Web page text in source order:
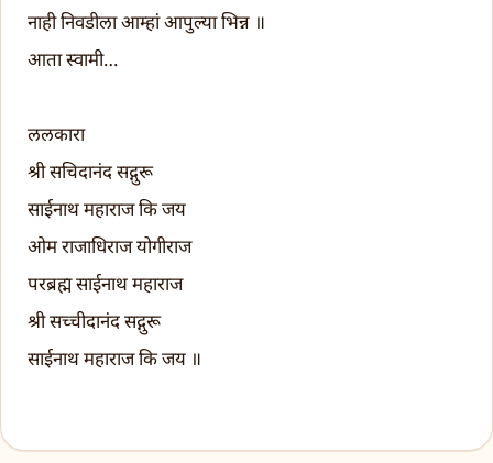
नाही निवडीला आम्हां आपुल्या भिन्न ॥
आता स्वामी…
ललकारा
श्री सचिदानंद सद्गुरू
साईनाथ महाराज कि जय
ओम राजाधिराज योगीराज
परब्रह्म साईनाथ महाराज
श्री सच्चीदानंद सद्गुरू
साईनाथ महाराज कि जय ॥